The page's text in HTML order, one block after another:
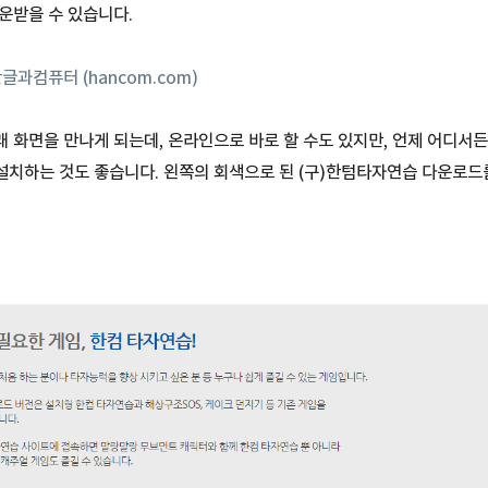
받을 수 있습니다.
글과컴퓨터 (hancom.com)
화면을 만나게 되는데, 온라인으로 바로 할 수도 있지만, 언제 어디서
치하는 것도 좋습니다. 왼쪽의 회색으로 된 (구)한텀타자연습 다운로